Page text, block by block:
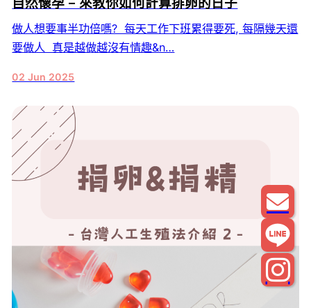
自然懷孕 – 來教你如何計算排卵的日子
做人想要事半功倍嗎? 每天工作下班累得要死, 每隔幾天還
要做人 真是越做越沒有情趣&n…
02 Jun 2025